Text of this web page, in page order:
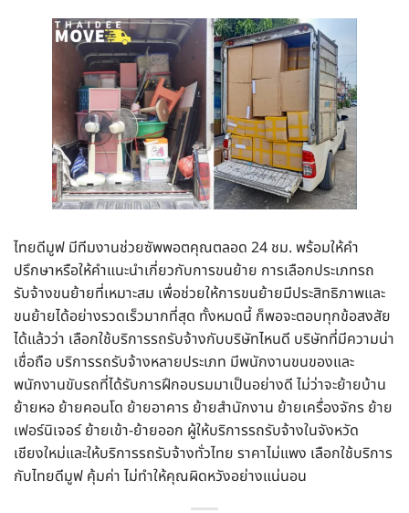
ไทยดีมูฟ มีทีมงานช่วยซัพพอตคุณตลอด 24 ชม. พร้อมให้คำ
ปรึกษาหรือให้คำแนะนำเกี่ยวกับการขนย้าย การเลือกประเภทรถ
รับจ้างขนย้ายที่เหมาะสม เพื่อช่วยให้การขนย้ายมีประสิทธิภาพและ
ขนย้ายได้อย่างรวดเร็วมากที่สุด ทั้งหมดนี้ ก็พอจะตอบทุกข้อสงสัย
ได้แล้วว่า เลือกใช้บริการรถรับจ้างกับบริษัทไหนดี บริษัทที่มีความน่า
เชื่อถือ บริการรถรับจ้างหลายประเภท มีพนักงานขนของและ
พนักงานขับรถที่ได้รับการฝึกอบรมมาเป็นอย่างดี ไม่ว่าจะย้ายบ้าน
ย้ายหอ ย้ายคอนโด ย้ายอาคาร ย้ายสำนักงาน ย้ายเครื่องจักร ย้าย
เฟอร์นิเจอร์ ย้ายเข้า-ย้ายออก ผู้ให้บริการรถรับจ้างในจังหวัด
เชียงใหม่และให้บริการรถรับจ้างทั่วไทย ราคาไม่แพง เลือกใช้บริการ
กับไทยดีมูฟ คุ้มค่า ไม่ทำให้คุณผิดหวังอย่างแน่นอน